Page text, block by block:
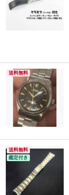
送料無料
送料無料
鑑定付き